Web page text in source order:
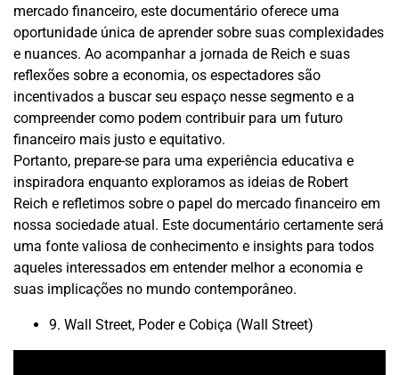
mercado financeiro, este documentário oferece uma
oportunidade única de aprender sobre suas complexidades
e nuances. Ao acompanhar a jornada de Reich e suas
reflexões sobre a economia, os espectadores são
incentivados a buscar seu espaço nesse segmento e a
compreender como podem contribuir para um futuro
financeiro mais justo e equitativo.
Portanto, prepare-se para uma experiência educativa e
inspiradora enquanto exploramos as ideias de Robert
Reich e refletimos sobre o papel do mercado financeiro em
nossa sociedade atual. Este documentário certamente será
uma fonte valiosa de conhecimento e insights para todos
aqueles interessados em entender melhor a economia e
suas implicações no mundo contemporâneo.
9. Wall Street, Poder e Cobiça (Wall Street)